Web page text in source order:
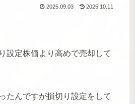
2025.09.03 2025.10.11
設定株価より高めで売却して
たんですが損切り設定をして